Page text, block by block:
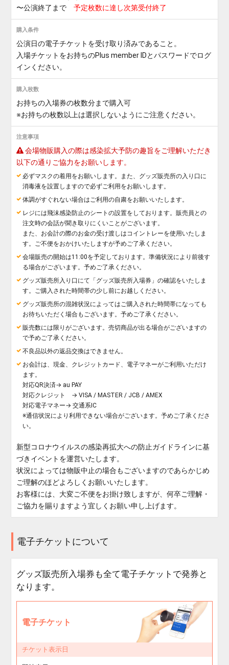
〜公演終了まで 予定枚数に達し次第受付終了
購入条件
公演日の電子チケットを受け取り済みであること。
入場チケットをお持ちのPlus member IDとパスワードでログ
インください。
購入枚数
お持ちの入場券の枚数分まで購入可
※お持ちの枚数以上は選択しないようにご注意ください。
注意事項
会場物販購入の際は感染拡大予防の趣旨をご理解いただき
以下の通りご協力をお願いします。
必ずマスクの着用をお願いします。また、グッズ販売所の入り口に
消毒液を設置しますので必ずご利用をお願いします。
体調がすぐれない場合はご利用の自粛をお願いいたします。
レジには飛沫感染防止のシートの設置をしております。販売員との
注文時の会話が聞き取りにくいことがございます。
また、お会計の際のお金の受け渡しはコイントレーを使用いたしま
す。ご不便をおかけいたしますが予めご了承ください。
会場販売の開始は11:00を予定しております。準備状況により前後す
る場合がございます。予めご了承ください。
グッズ販売所入り口にて「グッズ販売所入場券」の確認をいたしま
す。ご購入された時間帯の少し前にお越しください。
グッズ販売所の混雑状況によってはご購入された時間帯になっても
お待ちいただく場合もございます。予めご了承ください。
販売数には限りがございます。売切商品が出る場合がございますの
で予めご了承ください。
不良品以外の返品交換はできません。
お会計は、現金、クレジットカード、電子マネーがご利用いただけ
ます。
対応QR決済→ au PAY
対応クレジット → VISA / MASTER / JCB / AMEX
対応電子マネー→ 交通系IC
※通信状況により利用できない場合がございます。予めご了承くださ
い。
新型コロナウイルスの感染再拡大への防止ガイドラインに基
づきイベントを運営いたします。
状況によっては物販中止の場合もございますのであらかじめ
ご理解のほどよろしくお願いいたします。
お客様には、大変ご不便をお掛け致しますが、何卒ご理解・
ご協力を賜りますよう宜しくお願い申し上げます。
電子チケットについて
グッズ販売所入場券も全て電子チケットで発券と
なります。
電子チケット
チケット表示日